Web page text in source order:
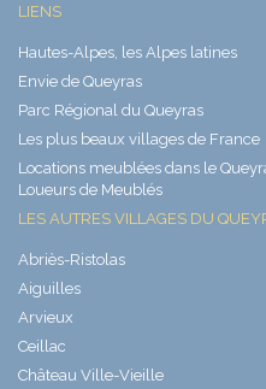
LIENS
Hautes-Alpes, les Alpes latines
Envie de Queyras
Parc Régional du Queyras
Les plus beaux villages de France
Locations meublées dans le
Loueurs de Meublés
LES AUTRES VILLAGES DU
Abriès-Ristolas
Aiguilles
Arvieux
Ceillac
Château Ville-Vieille